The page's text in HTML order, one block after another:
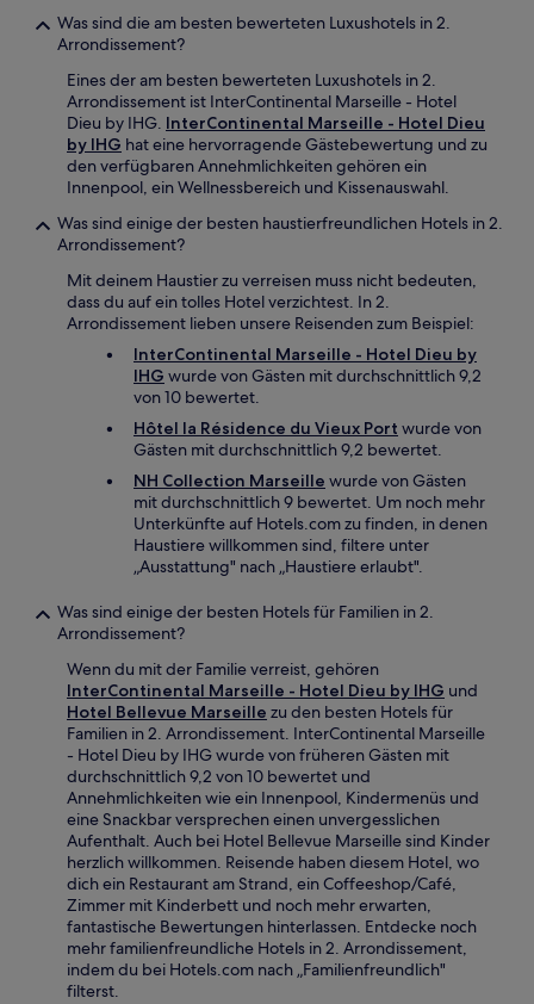
Was sind die am besten bewerteten Luxushotels in 2.
Arrondissement?
Eines der am besten bewerteten Luxushotels in 2.
Arrondissement ist InterContinental Marseille - Hotel
Dieu by IHG. InterContinental Marseille - Hotel Dieu
by IHG hat eine hervorragende Gästebewertung und zu
den verfügbaren Annehmlichkeiten gehören ein
Innenpool, ein Wellnessbereich und Kissenauswahl.
Was sind einige der besten haustierfreundlichen Hotels in 2.
Arrondissement?
Mit deinem Haustier zu verreisen muss nicht bedeuten,
dass du auf ein tolles Hotel verzichtest. In 2.
Arrondissement lieben unsere Reisenden zum Beispiel:
InterContinental Marseille - Hotel Dieu by
IHG wurde von Gästen mit durchschnittlich 9,2
von 10 bewertet.
Hôtel la Résidence du Vieux Port wurde von
Gästen mit durchschnittlich 9,2 bewertet.
NH Collection Marseille wurde von Gästen
mit durchschnittlich 9 bewertet. Um noch mehr
Unterkünfte auf Hotels.com zu finden, in denen
Haustiere willkommen sind, filtere unter
„Ausstattung" nach „Haustiere erlaubt".
Was sind einige der besten Hotels für Familien in 2.
Arrondissement?
Wenn du mit der Familie verreist, gehören
InterContinental Marseille - Hotel Dieu by IHG und
Hotel Bellevue Marseille zu den besten Hotels für
Familien in 2. Arrondissement. InterContinental Marseille
- Hotel Dieu by IHG wurde von früheren Gästen mit
durchschnittlich 9,2 von 10 bewertet und
Annehmlichkeiten wie ein Innenpool, Kindermenüs und
eine Snackbar versprechen einen unvergesslichen
Aufenthalt. Auch bei Hotel Bellevue Marseille sind Kinder
herzlich willkommen. Reisende haben diesem Hotel, wo
dich ein Restaurant am Strand, ein Coffeeshop/Café,
Zimmer mit Kinderbett und noch mehr erwarten,
fantastische Bewertungen hinterlassen. Entdecke noch
mehr familienfreundliche Hotels in 2. Arrondissement,
indem du bei Hotels.com nach „Familienfreundlich"
filterst.